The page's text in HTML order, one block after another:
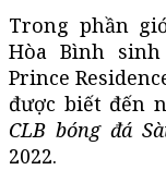
Trong phần
Hòa Bình
Prince
được biết đến
CLB bóng đá
2022.